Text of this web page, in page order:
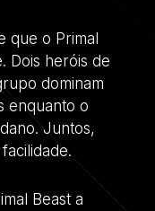
que o Primal
Dois heróis de
dominam
enquanto o
Juntos,
Beast a